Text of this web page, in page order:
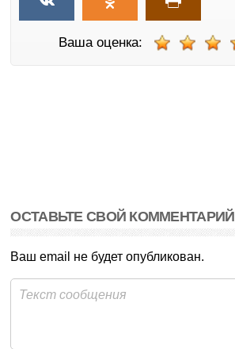
Ваша оценка:
ОСТАВЬТЕ СВОЙ КОММЕНТАРИЙ
Ваш email не будет опубликован.